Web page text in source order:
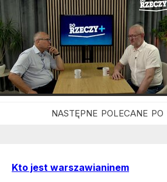
Kto jest warszawianinem